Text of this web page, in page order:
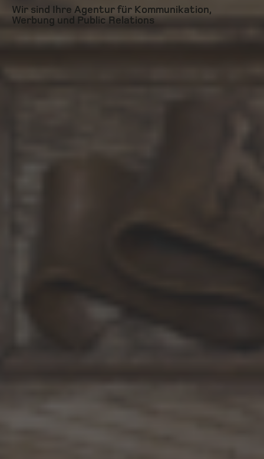
Wir sind Ihre Agentur für Kommunikation,
Werbung und Public Relations